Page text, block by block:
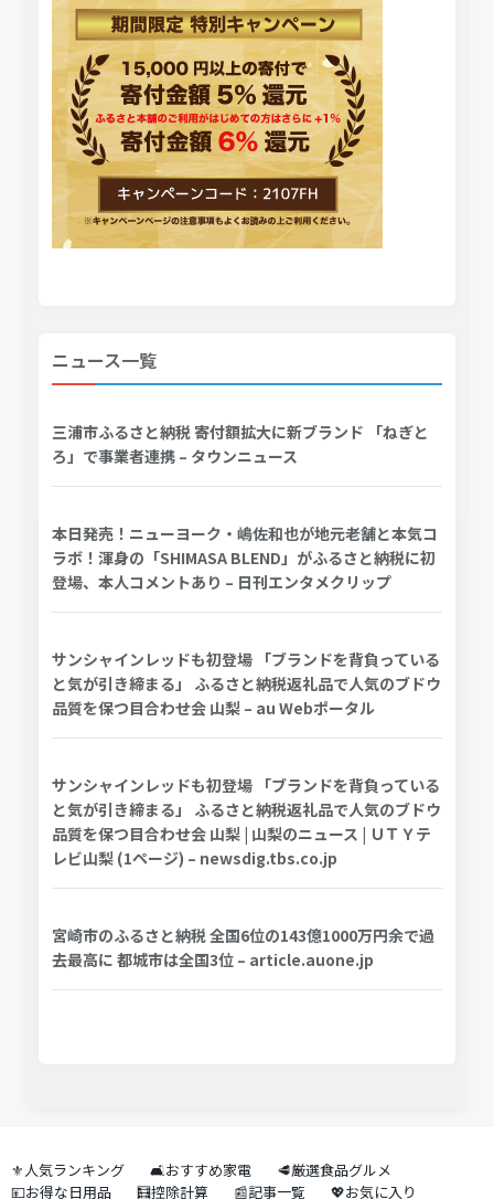
ニュース一覧
三浦市ふるさと納税 寄付額拡大に新ブランド 「ねぎと
ろ」で事業者連携 – タウンニュース
本日発売！ニューヨーク・嶋佐和也が地元老舗と本気コ
ラボ！渾身の「SHIMASA BLEND」がふるさと納税に初
登場、本人コメントあり – 日刊エンタメクリップ
サンシャインレッドも初登場 「ブランドを背負っている
と気が引き締まる」 ふるさと納税返礼品で人気のブドウ
品質を保つ目合わせ会 山梨 – au Webポータル
サンシャインレッドも初登場 「ブランドを背負っている
と気が引き締まる」 ふるさと納税返礼品で人気のブドウ
品質を保つ目合わせ会 山梨 | 山梨のニュース | ＵＴＹテ
レビ山梨 (1ページ) – newsdig.tbs.co.jp
宮崎市のふるさと納税 全国6位の143億1000万円余で過
去最高に 都城市は全国3位 – article.auone.jp
⚜️人気ランキング 🛋️おすすめ家電
🥩厳選食品グルメ
💴お得な日用品
🧮控除計算 📰記事一覧 💖お気に入り